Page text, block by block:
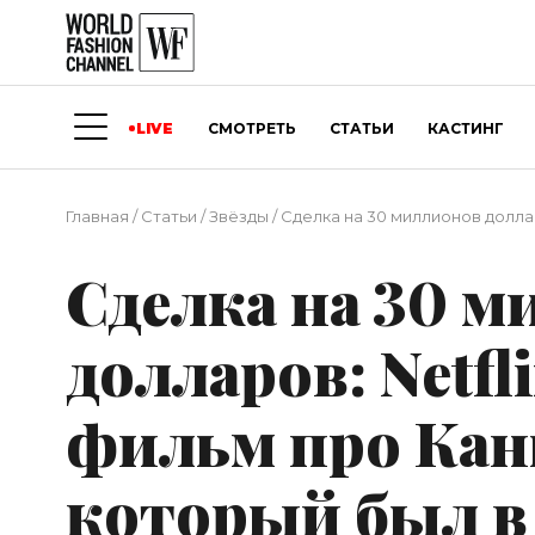
LIVE СМОТРЕТЬ СТАТЬИ КАСТИНГ
Главная /Статьи /Звёзды /Сделка на 30 миллионов
Сделка на 30
долларов:
фильм про
который был в